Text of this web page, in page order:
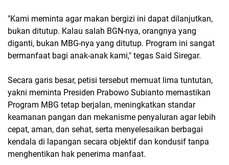
"Kami meminta agar makan bergizi ini dapat dilanjutkan,
bukan ditutup. Kalau salah BGN-nya, orangnya yang
diganti, bukan MBG-nya yang ditutup. Program ini sangat
bermanfaat bagi anak-anak kami," tegas Said Siregar.
Secara garis besar, petisi tersebut memuat lima tuntutan,
yakni meminta Presiden Prabowo Subianto memastikan
Program MBG tetap berjalan, meningkatkan standar
keamanan pangan dan mekanisme penyaluran agar lebih
cepat, aman, dan sehat, serta menyelesaikan berbagai
kendala di lapangan secara objektif dan kondusif tanpa
menghentikan hak penerima manfaat.